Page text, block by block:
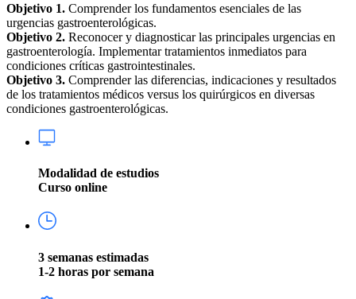
Objetivo 1. Comprender los fundamentos esenciales de las
urgencias gastroenterológicas.
Objetivo 2. Reconocer y diagnosticar las principales urgencias en
gastroenterología. Implementar tratamientos inmediatos para
condiciones críticas gastrointestinales.
Objetivo 3. Comprender las diferencias, indicaciones y resultados
de los tratamientos médicos versus los quirúrgicos en diversas
condiciones gastroenterológicas.
Modalidad de estudios
Curso online
3 semanas estimadas
1-2 horas por semana